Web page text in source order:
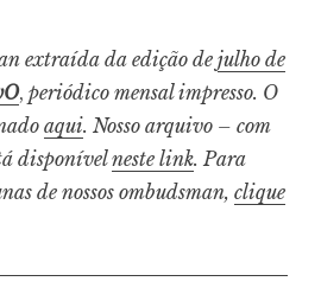
extraída da edição de julho de
, periódico mensal impresso. O
aqui. Nosso arquivo – com
disponívelneste link. Para
de nossos ombudsman, clique